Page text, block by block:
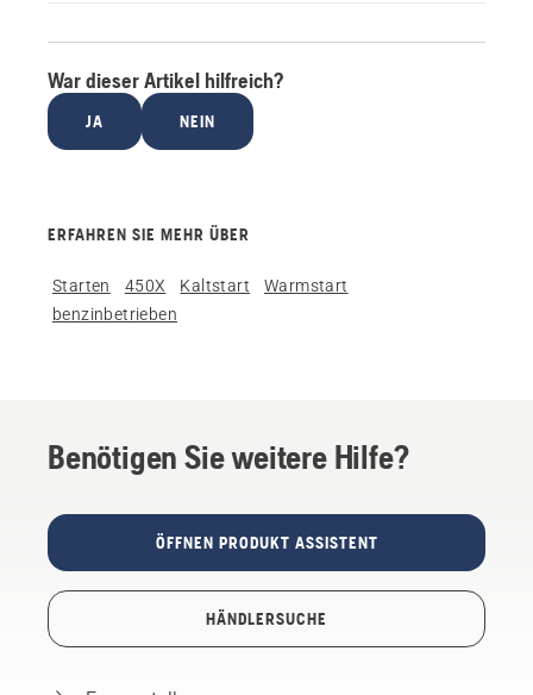
War dieser Artikel hilfreich?
JA NEIN
ERFAHREN SIE MEHR ÜBER
Starten 450X Kaltstart
Warmstart
benzinbetrieben
Benötigen Sie weitere Hilfe?
ÖFFNEN PRODUKT ASSISTENT
HÄNDLERSUCHE